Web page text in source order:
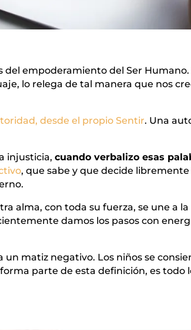
del empoderamiento del Ser
lo relega de tal manera que nos
desde el propio Sentir. Una
injusticia,cuando verbalizo esas
, que sabe y que decide
alma, con toda su fuerza, se une a
damos los pasos con
matiz negativo. Los niños se
parte de esta definición, es todo